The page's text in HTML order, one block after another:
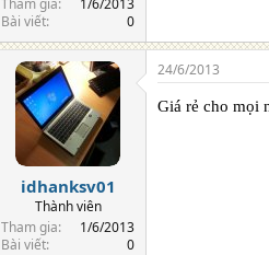
Tham gia
1/6/2013
Bài viết
0
idhanksv01
Thành viên
Tham gia
1/6/2013
Bài viết
0
24/6/2013
Giá rẻ cho mọi